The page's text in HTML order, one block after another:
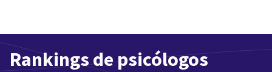
Rankings de psicólogos